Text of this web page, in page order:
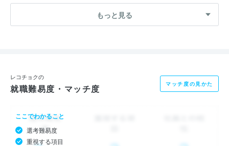
「音楽×〇〇」ーーー音楽に掛け合わせる〇〇であなたは何を思
ることで、音楽の付加価値創造に取り組んでいます。
■主な事業内容
レコチョクは音楽領域、全方位で事業展開しています。
もっと見る
レコチョクの
就職難易度・マッチ度 マッチ度の見かた
ここでわかること
選考難易度
重視する項目